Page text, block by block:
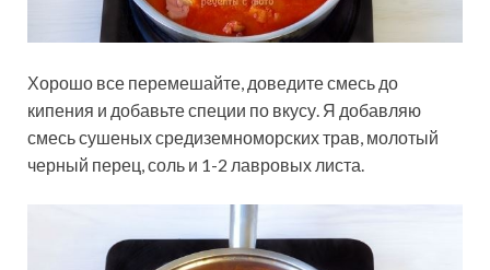
Хорошо все перемешайте, доведите смесь до
кипения и добавьте специи по вкусу. Я добавляю
смесь сушеных средиземноморских трав, молотый
черный перец, соль и 1-2 лавровых листа.